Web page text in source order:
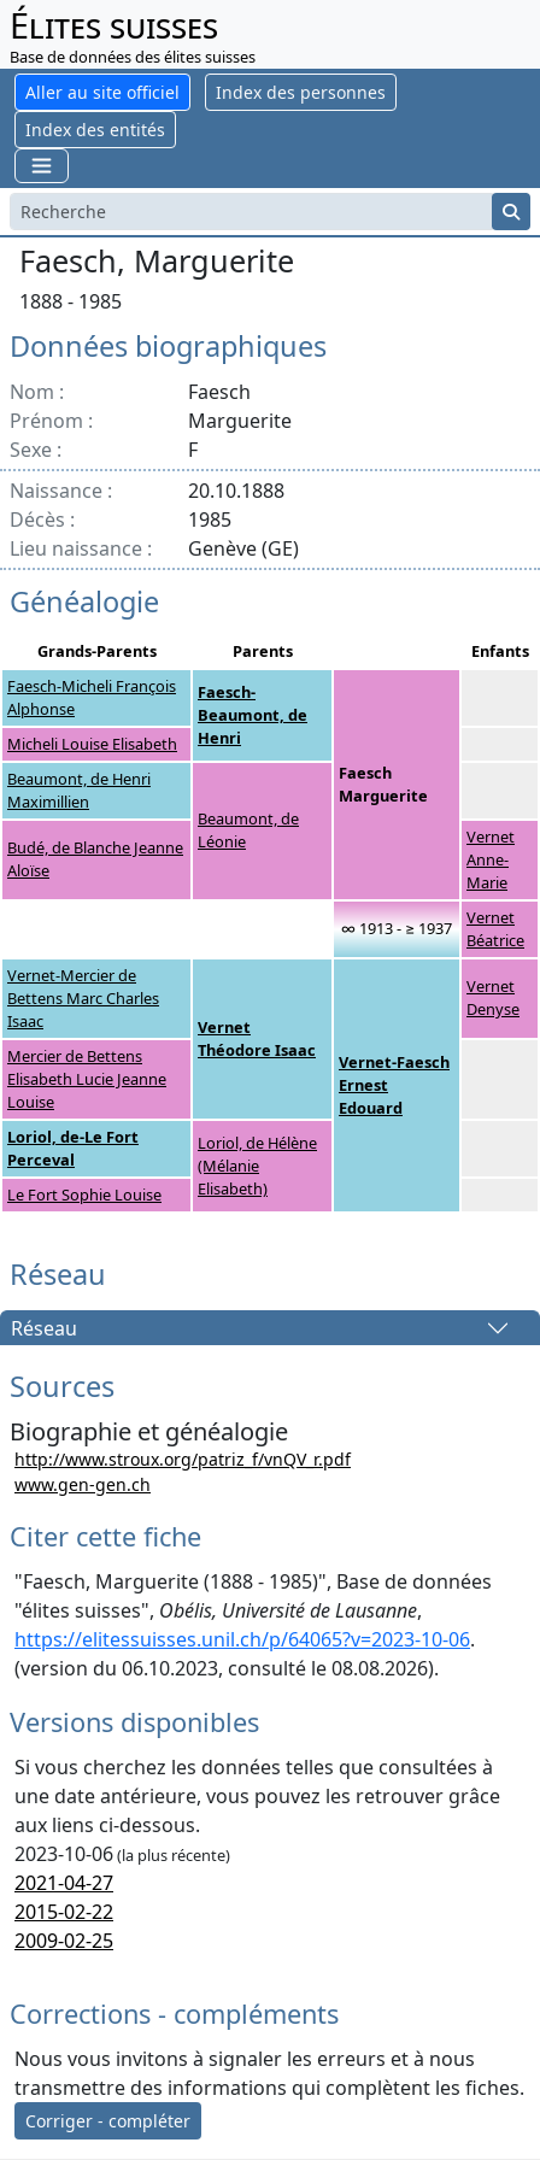
Élites suisses
Base de données des élites suisses
Aller au site officiel
Index des personnes
Index des entités
Faesch, Marguerite
1888 - 1985
Données biographiques
Nom :
Faesch
Prénom :
Marguerite
Sexe :
F
Naissance :
20.10.1888
Décès :
1985
Lieu naissance :
Genève (GE)
Généalogie
Grands-Parents Parents
Enfants
Faesch-Micheli François
Alphonse
Faesch-
Beaumont, de
Henri
Faesch
Marguerite
Micheli Louise Elisabeth
Beaumont, de Henri
Maximillien
Beaumont, de
Léonie
Budé, de Blanche Jeanne
Aloïse
Vernet
Anne-
Marie
∞ 1913 - ≥ 1937
Vernet
Béatrice
Vernet-Mercier de
Bettens Marc Charles
Isaac
Vernet
Théodore Isaac
Vernet-Faesch
Ernest
Edouard
Vernet
Denyse
Mercier de Bettens
Elisabeth Lucie Jeanne
Louise
Loriol, de-Le Fort
Perceval
Loriol, de Hélène
(Mélanie
Elisabeth)
Le Fort Sophie Louise
Réseau
Réseau
Sources
Biographie et généalogie
http://www.stroux.org/patriz_f/vnQV_r.pdf
www.gen-gen.ch
Citer cette fiche
"Faesch, Marguerite (1888 - 1985)", Base de données
"élites suisses", Obélis, Université de Lausanne,
https://elitessuisses.unil.ch/p/64065?v=2023-10-06.
(version du 06.10.2023, consulté le 08.08.2026).
Versions disponibles
Si vous cherchez les données telles que consultées à
une date antérieure, vous pouvez les retrouver grâce
aux liens ci-dessous.
2023-10-06(la plus récente)
2021-04-27
2015-02-22
2009-02-25
Corrections - compléments
Nous vous invitons à signaler les erreurs et à nous
transmettre des informations qui complètent les fiches.
Corriger - compléter